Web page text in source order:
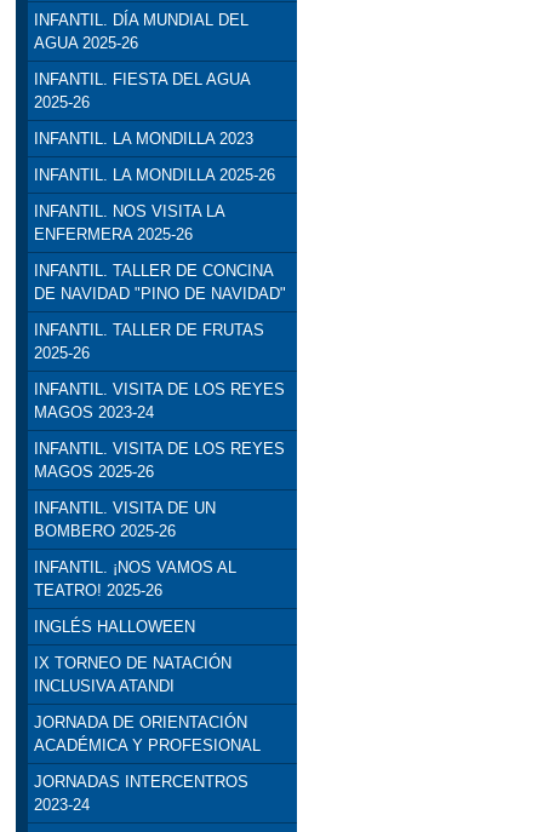
INFANTIL. DÍA MUNDIAL DEL
AGUA 2025-26
INFANTIL. FIESTA DEL AGUA
2025-26
INFANTIL. LA MONDILLA 2023
INFANTIL. LA MONDILLA 2025-26
INFANTIL. NOS VISITA LA
ENFERMERA 2025-26
INFANTIL. TALLER DE CONCINA
DE NAVIDAD "PINO DE NAVIDAD"
INFANTIL. TALLER DE FRUTAS
2025-26
INFANTIL. VISITA DE LOS REYES
MAGOS 2023-24
INFANTIL. VISITA DE LOS REYES
MAGOS 2025-26
INFANTIL. VISITA DE UN
BOMBERO 2025-26
INFANTIL. ¡NOS VAMOS AL
TEATRO! 2025-26
INGLÉS HALLOWEEN
IX TORNEO DE NATACIÓN
INCLUSIVA ATANDI
JORNADA DE ORIENTACIÓN
ACADÉMICA Y PROFESIONAL
JORNADAS INTERCENTROS
2023-24